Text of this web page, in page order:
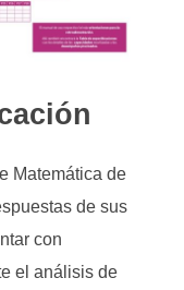
Matemática de
de sus
con
el análisis de